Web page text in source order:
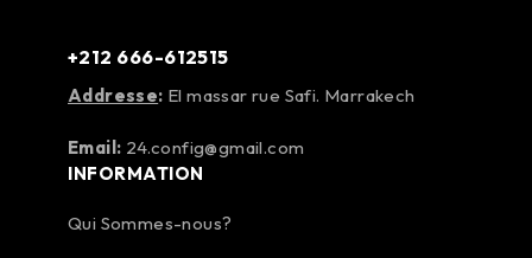
+212 666-612515
Addresse: El massar rue Safi. Marrakech
Email: 24.config@gmail.com
INFORMATION
Qui Sommes-nous?